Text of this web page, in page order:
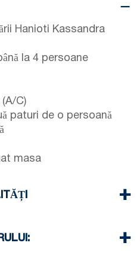
Hanioti Kassandra
la 4 persoane
C)
paturi de o persoană
masa